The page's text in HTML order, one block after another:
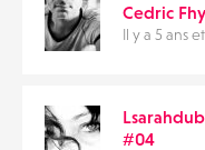
Cedric Fhy
Il y a 5 ans
#04